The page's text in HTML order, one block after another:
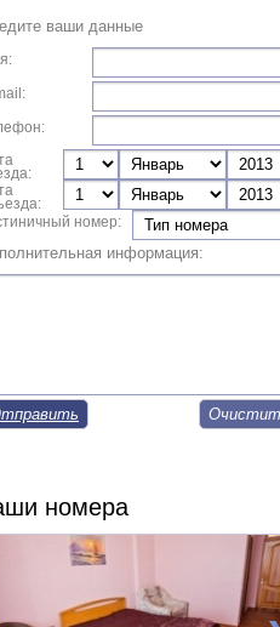
ваши данные
номер:
информация:
номера